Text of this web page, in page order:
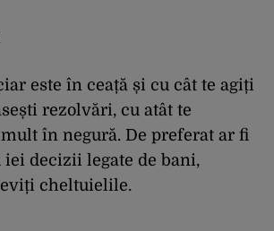
este în ceață și cu cât te agiți
rezolvări, cu atât te
în negură. De preferat ar fi
iei decizii legate de bani,
cheltuielile.